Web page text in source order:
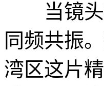
当镜头
同频共振
湾区这片